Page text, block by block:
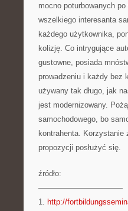
mocno poturbowanych
wszelkiego interesanta
każdego użytkownika,
kolizję. Co intrygujące
gustowne, posiada
prowadzeniu i każdy bez
używany tak długo, jak
jest modernizowany.
samochodowego, bo
kontrahenta.
propozycji posłużyć się.
źródło:
———————————
1. http://